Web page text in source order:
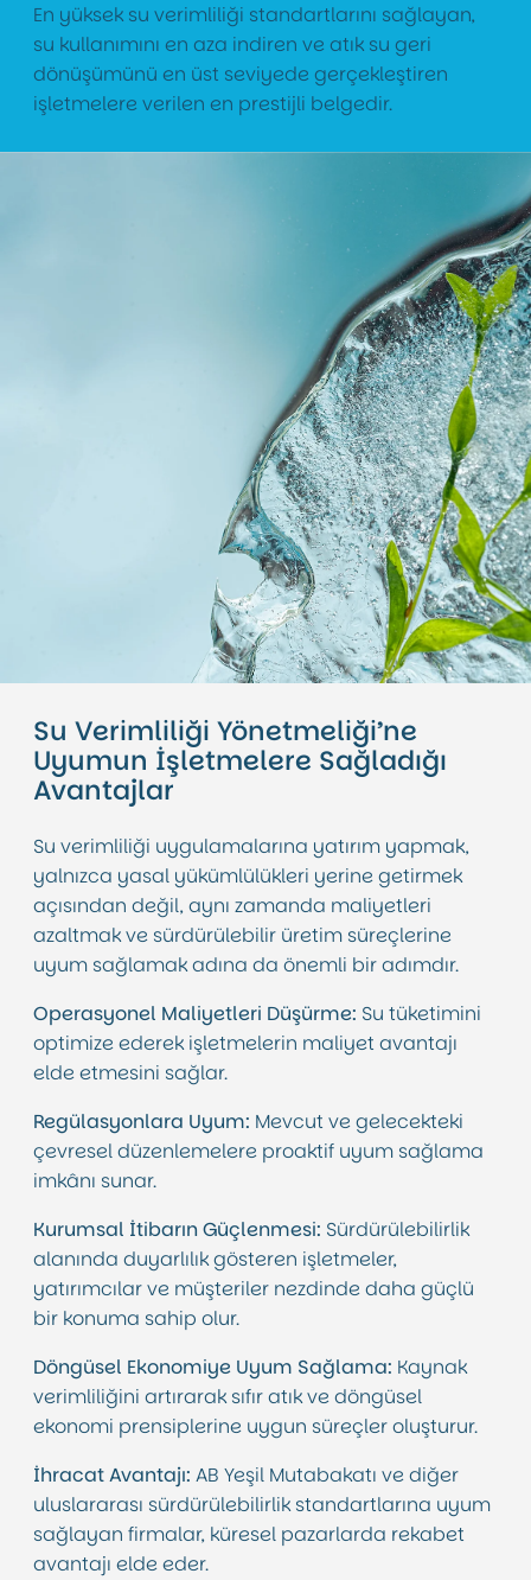
En yüksek su verimliliği standartlarını sağlayan,
su kullanımını en aza indiren ve atık su geri
dönüşümünü en üst seviyede gerçekleştiren
işletmelere verilen en prestijli belgedir.
Su Verimliliği Yönetmeliği’ne
Uyumun İşletmelere Sağladığı
Avantajlar
Su verimliliği uygulamalarına yatırım yapmak,
yalnızca yasal yükümlülükleri yerine getirmek
açısından değil, aynı zamanda maliyetleri
azaltmak ve sürdürülebilir üretim süreçlerine
uyum sağlamak adına da önemli bir adımdır.
Operasyonel Maliyetleri Düşürme: Su tüketimini
optimize ederek işletmelerin maliyet avantajı
elde etmesini sağlar.
Regülasyonlara Uyum: Mevcut ve gelecekteki
çevresel düzenlemelere proaktif uyum sağlama
imkânı sunar.
Kurumsal İtibarın Güçlenmesi: Sürdürülebilirlik
alanında duyarlılık gösteren işletmeler,
yatırımcılar ve müşteriler nezdinde daha güçlü
bir konuma sahip olur.
Döngüsel Ekonomiye Uyum Sağlama: Kaynak
verimliliğini artırarak sıfır atık ve döngüsel
ekonomi prensiplerine uygun süreçler oluşturur.
İhracat Avantajı: AB Yeşil Mutabakatı ve diğer
uluslararası sürdürülebilirlik standartlarına uyum
sağlayan firmalar, küresel pazarlarda rekabet
avantajı elde eder.